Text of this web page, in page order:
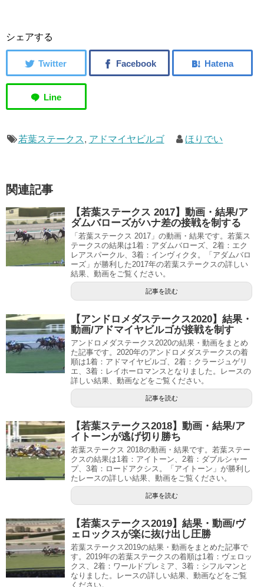
シェアする
若葉ステークス, アドマイヤビルゴ ほりでい
関連記事
【若葉ステークス 2017】動画・結果/ア
ダムバローズがハナ差の接戦を制する
「若葉ステークス 2017」の動画・結果です。若葉ス
テークスの結果は1着：アダムバローズ、2着：エク
レアスパークル、3着：インヴィクタ。「アダムバロ
ーズ」が勝利した2017年の若葉ステークスの詳しい
結果、動画をご覧ください。
記事を読む
【アンドロメダステークス2020】結果・
動画/アドマイヤビルゴが接戦を制す
アンドロメダステークス2020の結果・動画をまとめ
た記事です。2020年のアンドロメダステークスの着
順は1着：アドマイヤビルゴ、2着：クラージュゲリ
エ、3着：レイホーロマンスとなりました。レースの
詳しい結果、動画などをご覧ください。
記事を読む
【若葉ステークス2018】動画・結果/ア
イトーンが逃げ切り勝ち
若葉ステークス 2018の動画・結果です。若葉ステー
クスの結果は1着：アイトーン、2着：ダブルシャー
プ、3着：ロードアクシス。「アイトーン」が勝利し
たレースの詳しい結果、動画をご覧ください。
記事を読む
【若葉ステークス2019】結果・動画/ヴ
ェロックスが楽に抜け出し圧勝
若葉ステークス2019の結果・動画をまとめた記事で
す。2019年の若葉ステークスの着順は1着：ヴェロッ
クス、2着：ワールドプレミア、3着：シフルマンと
なりました。レースの詳しい結果、動画などをご覧
ください。